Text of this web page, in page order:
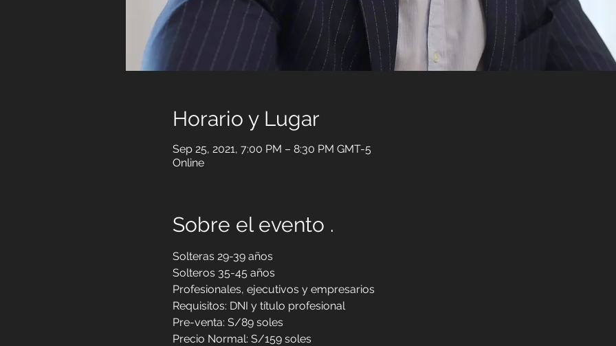
Horario y Lugar
Sep 25, 2021, 7:00 PM – 8:30 PM GMT-5
Online
Sobre el evento .
Solteras 29-39 años
Solteros 35-45 años
Profesionales, ejecutivos y empresarios
Requisitos: DNI y título profesional
Pre-venta: S/89 soles
Precio Normal: S/159 soles